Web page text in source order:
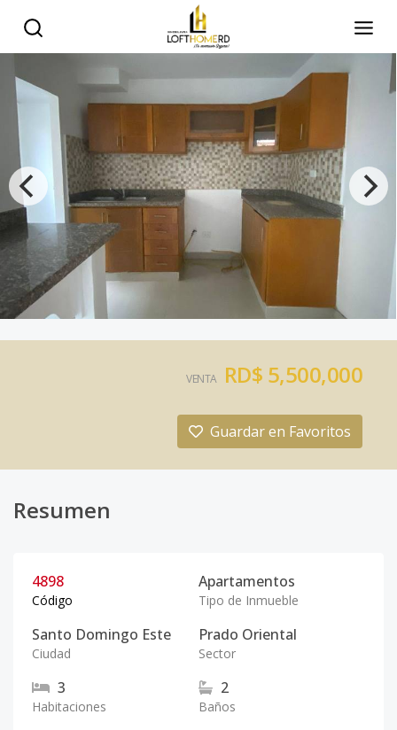
VENTA RD$ 5,500,000
Guardar en Favoritos
Resumen
4898
Código
Apartamentos
Tipo de Inmueble
Santo Domingo Este
Ciudad
Prado Oriental
Sector
3
Habitaciones
2
Baños